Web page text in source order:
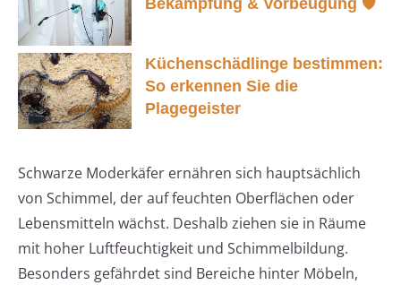
Küchenschädlinge bestimmen:
So erkennen Sie die
Plagegeister
Schwarze Moderkäfer ernähren sich hauptsächlich
von Schimmel, der auf feuchten Oberflächen oder
Lebensmitteln wächst. Deshalb ziehen sie in Räume
mit hoher Luftfeuchtigkeit und Schimmelbildung.
Besonders gefährdet sind Bereiche hinter Möbeln,